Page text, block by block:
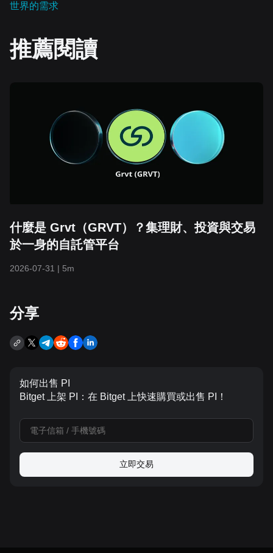
世界的需求
推薦閱讀
什麼是 Grvt（GRVT）？集理財、投資與交易
於一身的自託管平台
2026-07-31 | 5m
分享
如何出售 PI
Bitget 上架 PI：在 Bitget 上快速購買或出售 PI！
立即交易